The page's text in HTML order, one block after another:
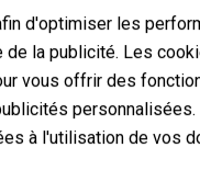
branches, l'utilisation
incroyablement belle à
la font ressortir. En fait,
des réseaux sociaux
d'optimiser les
de la publicité. Les
vous offrir des
à l'utilisation de vos